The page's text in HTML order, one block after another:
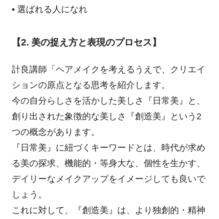
• 選ばれる人になれ
【2. 美の捉え方と表現のプロセス】
計良講師「ヘアメイクを考えるうえで、クリエイ
ションの原点となる思考を紹介します。
今の自分らしさを活かした美しさ『日常美』と、
創り出された象徴的な美しさ『創造美』という2
つの概念があります。
『日常美』に紐づくキーワードとは、時代が求め
る美の探求、機能的・等身大な、個性を生かす、
デイリーなメイクアップをイメージしても良いで
しょう。
これに対して、『創造美』は、より独創的・精神